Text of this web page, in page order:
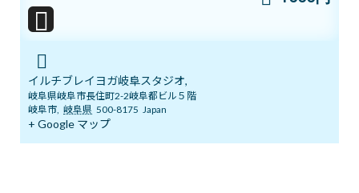
ています。
親戚が数人集まって温泉旅行をした時には、みんなで脳波振動をし
てみました。
その後、腸の調子が良くなったと聞きました。
こんなにもいいものだから、以前のようにサボったりせず、毎日
することに決めました。
次の目標はダイエットです。
70キロある体重は膝に負担もかかるので、60キロを目指します。
イルチブレイヨガ岐阜スタジオ,
岐阜県岐阜市長住町2-2岐阜都ビル５階
岐阜市, 岐阜県 500-8175 Japan
+ Google マップ